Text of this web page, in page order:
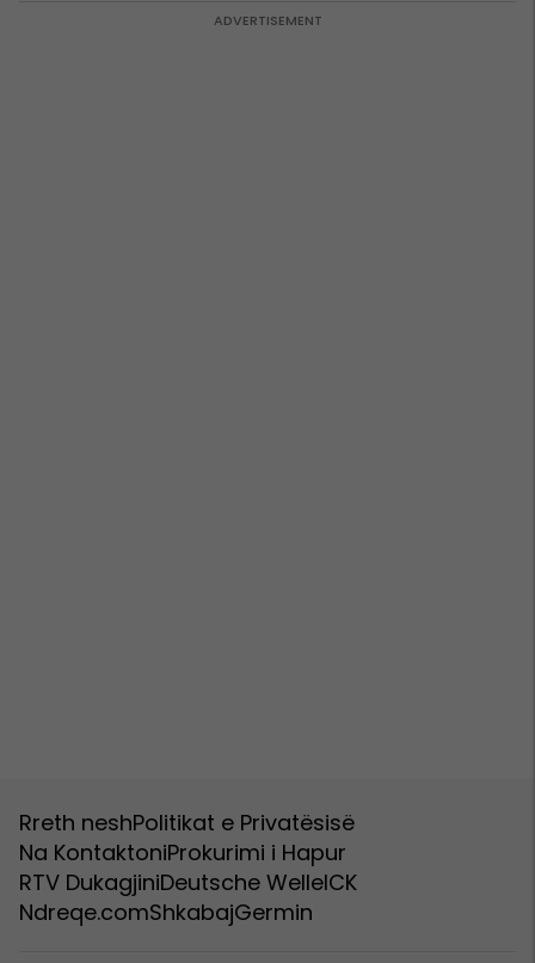
Rreth neshPolitikat e Privatësisë
Na KontaktoniProkurimi i Hapur
RTV DukagjiniDeutsche WelleICK
Ndreqe.comShkabajGermin